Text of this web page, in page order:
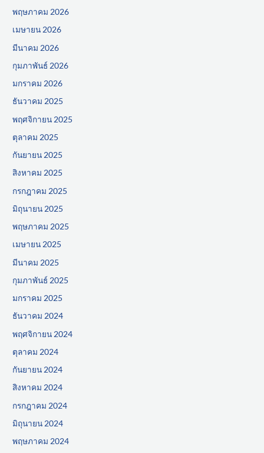
พฤษภาคม 2026
เมษายน 2026
มีนาคม 2026
กุมภาพันธ์ 2026
มกราคม 2026
ธันวาคม 2025
พฤศจิกายน 2025
ตุลาคม 2025
กันยายน 2025
สิงหาคม 2025
กรกฎาคม 2025
มิถุนายน 2025
พฤษภาคม 2025
เมษายน 2025
มีนาคม 2025
กุมภาพันธ์ 2025
มกราคม 2025
ธันวาคม 2024
พฤศจิกายน 2024
ตุลาคม 2024
กันยายน 2024
สิงหาคม 2024
กรกฎาคม 2024
มิถุนายน 2024
พฤษภาคม 2024